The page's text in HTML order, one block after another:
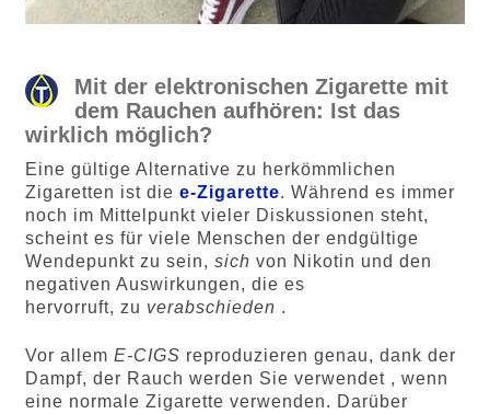
Mit der elektronischen Zigarette mit
dem Rauchen aufhören: Ist das
wirklich möglich?
Eine gültige Alternative zu herkömmlichen
Zigaretten ist die e-Zigarette. Während es immer
noch im Mittelpunkt vieler Diskussionen steht,
scheint es für viele Menschen der endgültige
Wendepunkt zu sein, sich von Nikotin und den
negativen Auswirkungen, die es
hervorruft, zu verabschieden .
Vor allem E-CIGS reproduzieren genau, dank der
Dampf, der Rauch werden Sie verwendet , wenn
eine normale Zigarette verwenden. Darüber